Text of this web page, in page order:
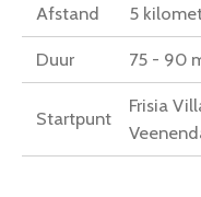
Afstand 5
Duur 75 - 90
Startpunt
Frisia